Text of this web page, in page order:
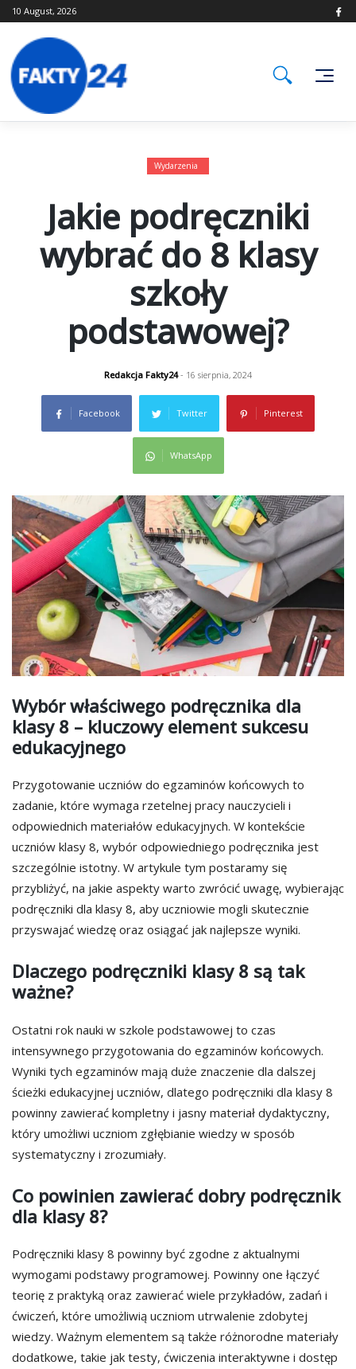
Skip
to
10 August, 2026
Wydarzenia
Jakie podręczniki
wybrać do 8 klasy
szkoły
podstawowej?
Redakcja Fakty24- 16 sierpnia, 2024
Facebook Twitter Pinterest
WhatsApp
Wybór właściwego podręcznika dla
klasy 8 – kluczowy element sukcesu
edukacyjnego
Przygotowanie uczniów do egzaminów końcowych to
zadanie, które wymaga rzetelnej pracy nauczycieli i
odpowiednich materiałów edukacyjnych. W kontekście
uczniów klasy 8, wybór odpowiedniego podręcznika jest
szczególnie istotny. W artykule tym postaramy się
przybliżyć, na jakie aspekty warto zwrócić uwagę, wybierając
podręczniki dla klasy 8, aby uczniowie mogli skutecznie
przyswajać wiedzę oraz osiągać jak najlepsze wyniki.
Dlaczego podręczniki klasy 8 są tak
ważne?
Ostatni rok nauki w szkole podstawowej to czas
intensywnego przygotowania do egzaminów końcowych.
Wyniki tych egzaminów mają duże znaczenie dla dalszej
ścieżki edukacyjnej uczniów, dlatego podręczniki dla klasy 8
powinny zawierać kompletny i jasny materiał dydaktyczny,
który umożliwi uczniom zgłębianie wiedzy w sposób
systematyczny i zrozumiały.
Co powinien zawierać dobry podręcznik
dla klasy 8?
Podręczniki klasy 8 powinny być zgodne z aktualnymi
wymogami podstawy programowej. Powinny one łączyć
teorię z praktyką oraz zawierać wiele przykładów, zadań i
ćwiczeń, które umożliwią uczniom utrwalenie zdobytej
wiedzy. Ważnym elementem są także różnorodne materiały
dodatkowe, takie jak testy, ćwiczenia interaktywne i dostęp